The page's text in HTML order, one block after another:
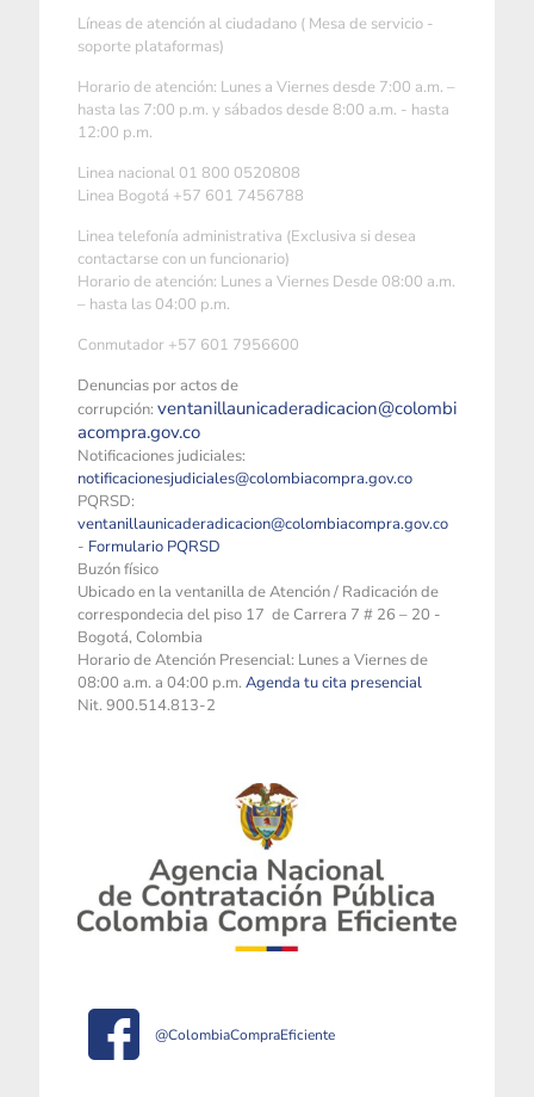
Líneas de atención al ciudadano ( Mesa de servicio -
soporte plataformas)
Horario de atención: Lunes a Viernes desde 7:00 a.m. –
hasta las 7:00 p.m. y sábados desde 8:00 a.m. - hasta
12:00 p.m.
Linea nacional 01 800 0520808
Linea Bogotá +57 601 7456788
Linea telefonía administrativa (Exclusiva si desea
contactarse con un funcionario)
Horario de atención: Lunes a Viernes Desde 08:00 a.m.
– hasta las 04:00 p.m.
Conmutador +57 601 7956600
Denuncias por actos de
corrupción: ventanillaunicaderadicacion@colombi
acompra.gov.co
Notificaciones judiciales:
notificacionesjudiciales@colombiacompra.gov.co
PQRSD:
ventanillaunicaderadicacion@colombiacompra.gov.co
- Formulario PQRSD
Buzón físico
Ubicado en la ventanilla de Atención / Radicación de
correspondecia del piso 17 de Carrera 7 # 26 – 20 -
Bogotá, Colombia
Horario de Atención Presencial: Lunes a Viernes de
08:00 a.m. a 04:00 p.m. Agenda tu cita presencial
Nit. 900.514.813-2
@ColombiaCompraEficiente